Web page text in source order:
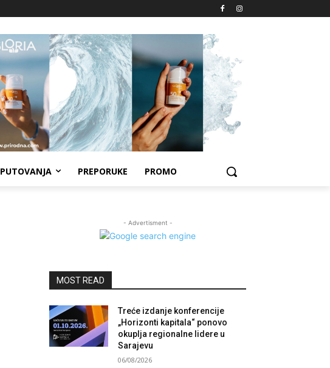
PUTOVANJA PREPORUKE PROMO
- Advertisment -
MOST READ
Treće izdanje konferencije
„Horizonti kapitala“ ponovo
okuplja regionalne lidere u
Sarajevu
06/08/2026